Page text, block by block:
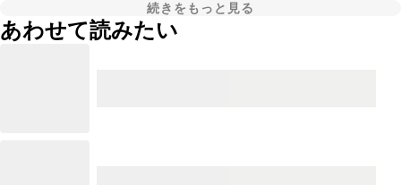
続きをもっと見る
あわせて読みたい